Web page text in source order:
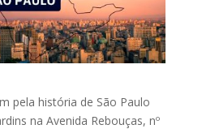
pela história de São Paulo
na Avenida Rebouças, nº